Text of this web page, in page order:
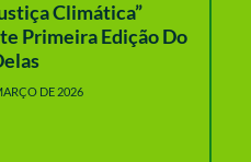
Climática”
Primeira Edição Do
DE 2026